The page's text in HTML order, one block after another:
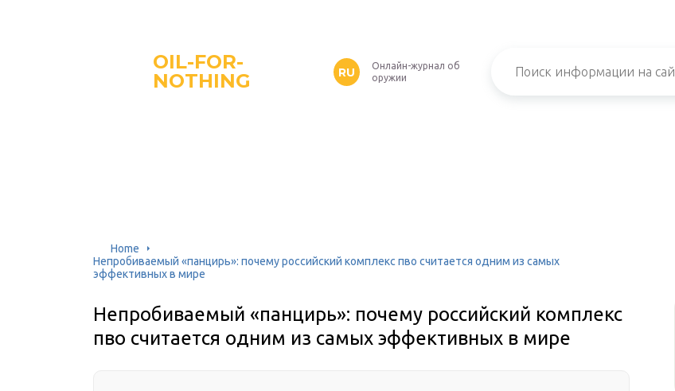
OIL-FOR-
NOTHING
RU
Онлайн-журнал об
оружии
Home
Непробиваемый «панцирь»: почему российский комплекс пво считается одним из самых
эффективных в мире
Непробиваемый «панцирь»: почему российский комплекс
пво считается одним из самых эффективных в мире